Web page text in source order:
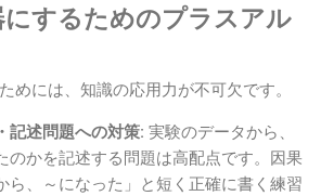
にするためのプラスアル
めには、知識の応用力が不可欠です。
記述問題への対策: 実験のデータから、
のかを記述する問題は高配点です。因果
ら、～になった」と短く正確に書く練習